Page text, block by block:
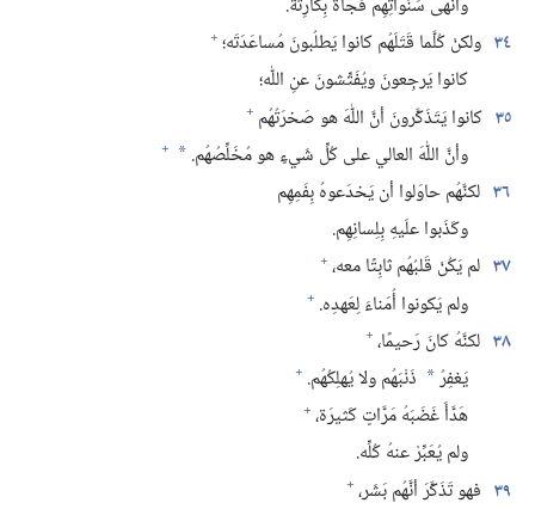
وأنْهى سَنَواتِهِم فَجْأةً بِكارِثَة.‏
٣٤ ولكنْ كُلَّما قَتَلَهُم كانوا يَطلُبونَ مُساعَدَتَه؛‏ +
كانوا يَرجِعونَ ويُفَتِّشونَ عنِ اللّٰه؛‏
٣٥ كانوا يَتَذَكَّرونَ أنَّ اللّٰهَ هو صَخرَتُهُم +
وأنَّ اللّٰهَ العالي على كُلِّ شَيءٍ هو مُخَلِّصُهُم.‏ *
+
٣٦ لكنَّهُم حاوَلوا أن يَخدَعوهُ بِفَمِهِم
وكَذَبوا علَيهِ بِلِسانِهِم.‏
٣٧ لم يَكُنْ قَلبُهُم ثابِتًا معه،‏ +
ولم يَكونوا أُمَناءَ لِعَهدِه.‏ +
٣٨ لكنَّهُ كانَ رَحيمًا،‏ +
يَغفِرُ* ذَنْبَهُم ولا يُهلِكُهُم.‏ +
هَدَّأَ غَضَبَهُ مَرَّاتٍ كَثيرَة،‏ +
ولم يُعَبِّرْ عنهُ كُلِّه.‏
٣٩ فهو تَذَكَّرَ أنَّهُم بَشَر،‏ +